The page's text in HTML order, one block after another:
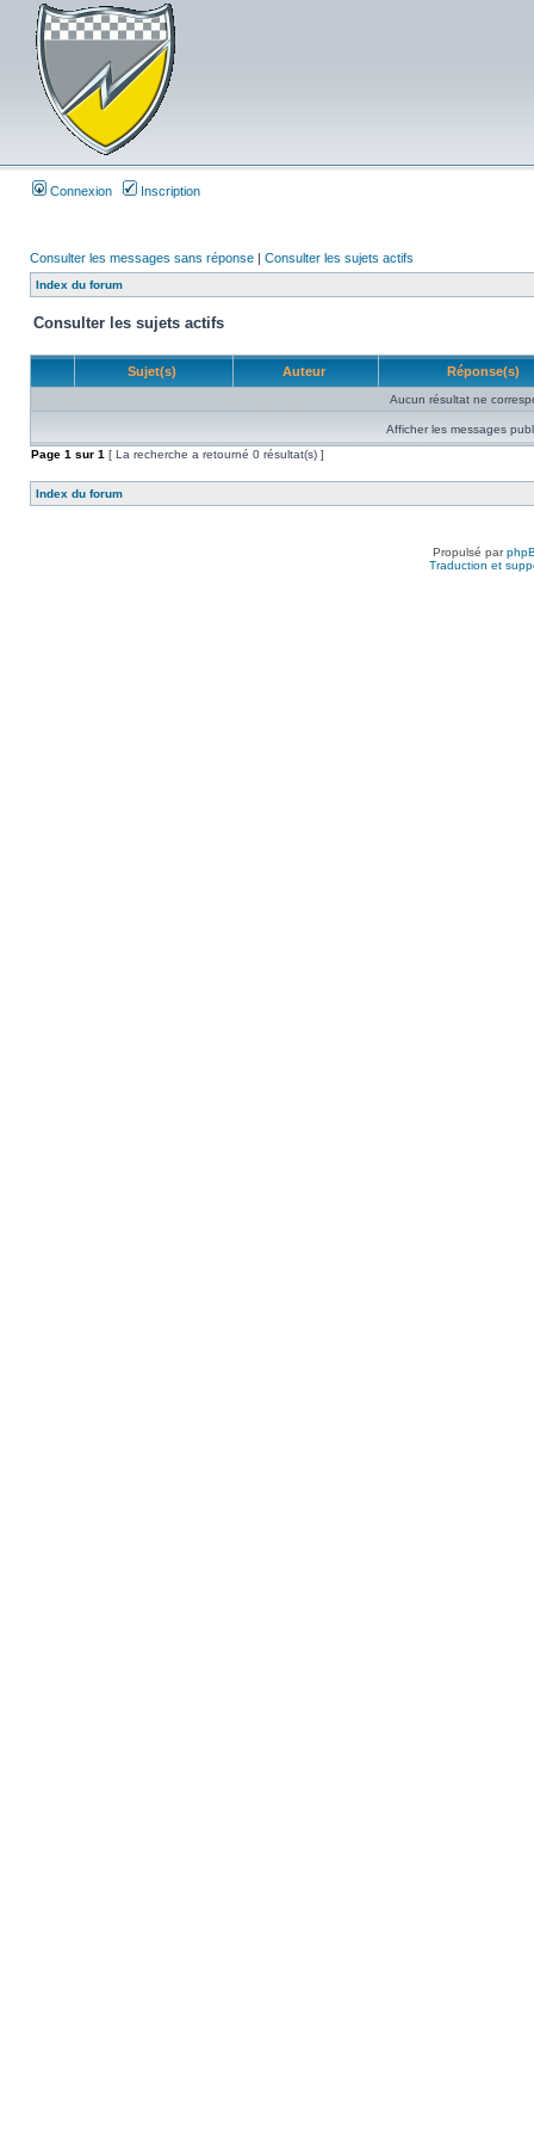
Connexion Inscription
Consulter les messages sans réponse | Consulter les sujets actifs
Index du forum
Consulter les sujets actifs
Sujet(s) Auteur Réponse(s)
Aucun résultat ne
Afficher les messages
Page 1 sur 1 [ La recherche a retourné 0 résultat(s) ]
Index du forum
Propulsé par
Traduction et